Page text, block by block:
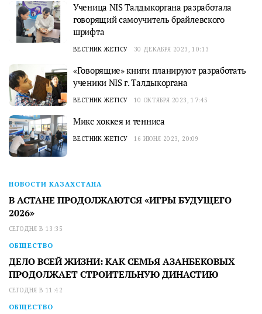
Ученица NIS Талдыкоргана разработала
говорящий самоучитель брайлевского
шрифта
ВЕСТНИК ЖЕТІСУ 30 ДЕКАБРЯ 2023, 10:13
«Говорящие» книги планируют разработать
ученики NIS г. Талдыкоргана
ВЕСТНИК ЖЕТІСУ 10 ОКТЯБРЯ 2023, 17:45
Микс хоккея и тенниса
ВЕСТНИК ЖЕТІСУ 16 ИЮНЯ 2023, 20:09
НОВОСТИ КАЗАХСТАНА
В АСТАНЕ ПРОДОЛЖАЮТСЯ «ИГРЫ БУДУЩЕГО
2026»
СЕГОДНЯ В 13:35
ОБЩЕСТВО
ДЕЛО ВСЕЙ ЖИЗНИ: КАК СЕМЬЯ АЗАНБЕКОВЫХ
ПРОДОЛЖАЕТ СТРОИТЕЛЬНУЮ ДИНАСТИЮ
СЕГОДНЯ В 11:42
ОБЩЕСТВО